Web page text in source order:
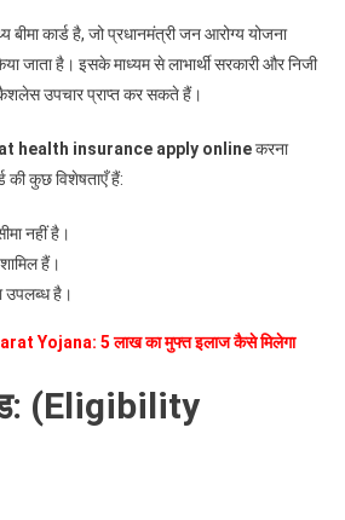
स्टेप
पूरी
गाइड
बीमा कार्ड है, जो प्रधानमंत्री जन आरोग्य योजना
जाता है। इसके माध्यम से लाभार्थी सरकारी और निजी
उपचार प्राप्त कर सकते हैं।
health insurance apply onlineकरना
की कुछ विशेषताएँ हैं:
नहीं है।
हैं।
उपलब्ध है।
Yojana: 5 लाख का मुफ्त इलाज कैसे मिलेगा
(Eligibility